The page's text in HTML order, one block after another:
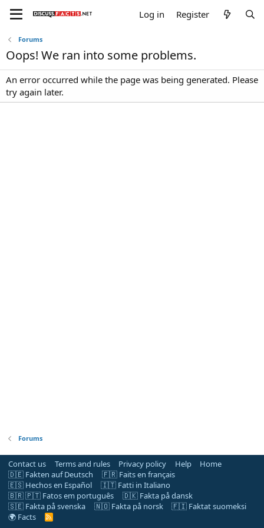
Log in Register
Forums
Oops! We ran into some problems.
An error occurred while the page was being generated. Please
try again later.
Forums
Contact us Terms and rules Privacy policy Help
Home
🇩🇪 Fakten auf Deutsch
🇫🇷 Faits en français
🇪🇸 Hechos en Español
🇮🇹 Fatti in Italiano
🇧🇷 🇵🇹 Fatos em português
🇩🇰 Fakta på dansk
🇸🇪 Fakta på svenska
🇳🇴 Fakta på norsk
🇫🇮 Faktat suomeksi
🌍 Facts
R